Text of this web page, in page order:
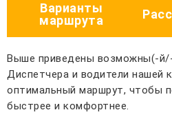
Варианты
маршрута
Выше приведены возможны(-
Диспетчера и водители нашей
оптимальный маршрут, чтобы
быстрее и комфортнее.